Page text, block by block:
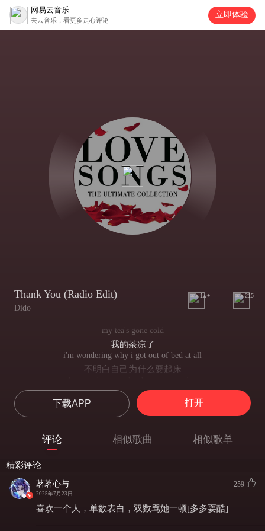
网易云音乐
去云音乐，看更多走心评论
立即体验
Thank You (Radio Edit)
Dido
1w+ 215
my tea's gone cold
我的茶凉了
i'm wondering why i got out of bed at all
不明白自己为什么要起床
清晨的乌云笼罩在窗外
and i can't see at all
我什么也看不到
我看得到的只有一片灰色
that it's not so bad,it's not so bad
下载APP 打开
评论 相似歌曲 相似歌单
精彩评论
茗茗心与
2025年7月23日
259
喜欢一个人，单数表白，双数骂她一顿[多多耍酷]